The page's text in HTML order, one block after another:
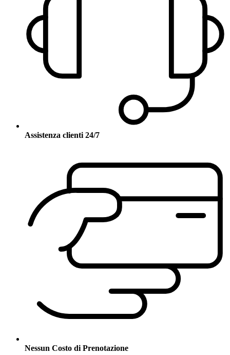
Assistenza clienti 24/7
Nessun Costo di Prenotazione